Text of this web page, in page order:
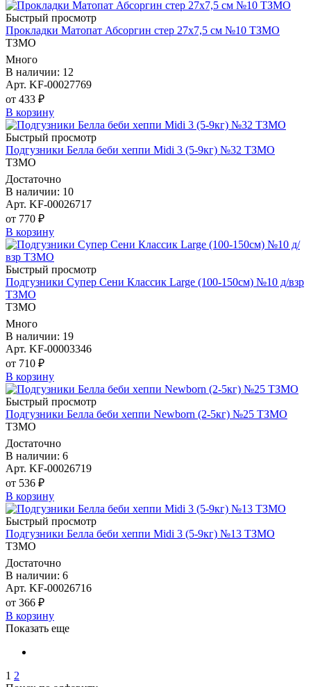
Быстрый просмотр
Прокладки Матопат Абсоргин стер 27х7,5 см №10 ТЗМО
ТЗМО
Много
В наличии: 12
Арт. KF-00027769
от 433 ₽
В корзину
Быстрый просмотр
Подгузники Белла беби хеппи Midi 3 (5-9кг) №32 ТЗМО
ТЗМО
Достаточно
В наличии: 10
Арт. KF-00026717
от 770 ₽
В корзину
Быстрый просмотр
Подгузники Супер Сени Классик Large (100-150см) №10 д/взр
ТЗМО
ТЗМО
Много
В наличии: 19
Арт. KF-00003346
от 710 ₽
В корзину
Быстрый просмотр
Подгузники Белла беби хеппи Newborn (2-5кг) №25 ТЗМО
ТЗМО
Достаточно
В наличии: 6
Арт. KF-00026719
от 536 ₽
В корзину
Быстрый просмотр
Подгузники Белла беби хеппи Midi 3 (5-9кг) №13 ТЗМО
ТЗМО
Достаточно
В наличии: 6
Арт. KF-00026716
от 366 ₽
В корзину
Показать еще
1 2